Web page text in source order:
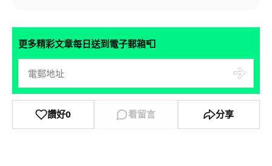
更多精彩文章每日送到電子郵箱📮
讚好0 看留言 分享